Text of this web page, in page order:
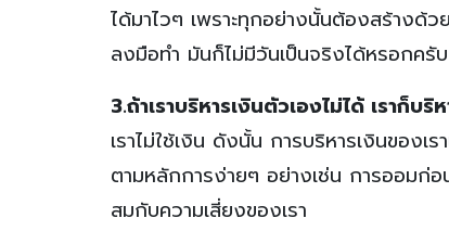
ได้มาไวๆ เพราะทุกอย่างนั้นต้องสร้างด้วย
ลงมือทำ มันก็ไม่มีวันเป็นจริงได้หรอกครับ
3.ถ้าเราบริหารเงินตัวเองไม่ได้ เราก็บ
เราไม่ใช้เงิน ดังนั้น การบริหารเงินของ
ตามหลักการง่ายๆ อย่างเช่น การออมก่อ
สมกับความเสี่ยงของเรา